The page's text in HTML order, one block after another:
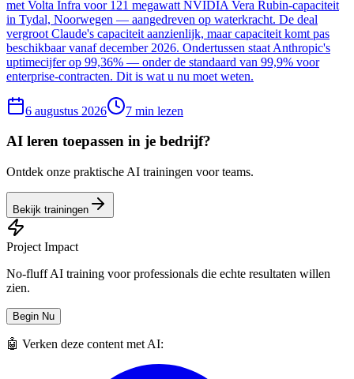
met Volta Infra voor 121 megawatt NVIDIA Vera Rubin-capaciteit
in Tydal, Noorwegen — aangedreven op waterkracht. De deal
vergroot Claude's capaciteit aanzienlijk, maar capaciteit komt pas
beschikbaar vanaf december 2026. Ondertussen staat Anthropic's
uptimecijfer op 99,36% — onder de standaard van 99,9% voor
enterprise-contracten. Dit is wat u nu moet weten.
6 augustus 2026 7 min lezen
AI leren toepassen in je bedrijf?
Ontdek onze praktische AI trainingen voor teams.
Bekijk trainingen
Project Impact
No-fluff AI training voor professionals die echte resultaten willen
zien.
Begin Nu
🤖 Verken deze content met AI: